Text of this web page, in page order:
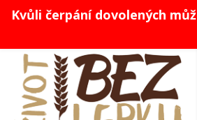
Kvůli čerpání dovolených